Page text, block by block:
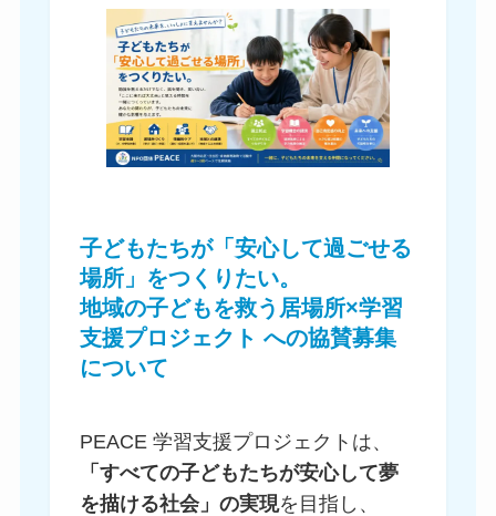
子どもたちが「安心して過ごせる
場所」をつくりたい。
地域の子どもを救う居場所×学習
支援プロジェクト への協賛募集
について
PEACE 学習支援プロジェクトは、
「すべての子どもたちが安心して夢
を描ける社会」の実現を目指し、